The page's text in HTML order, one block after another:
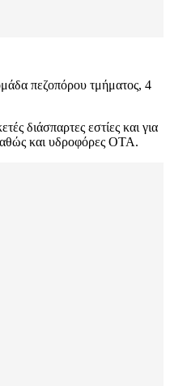
πεζοπόρου τμήματος, 4
διάσπαρτες εστίες και για
και υδροφόρες ΟΤΑ.